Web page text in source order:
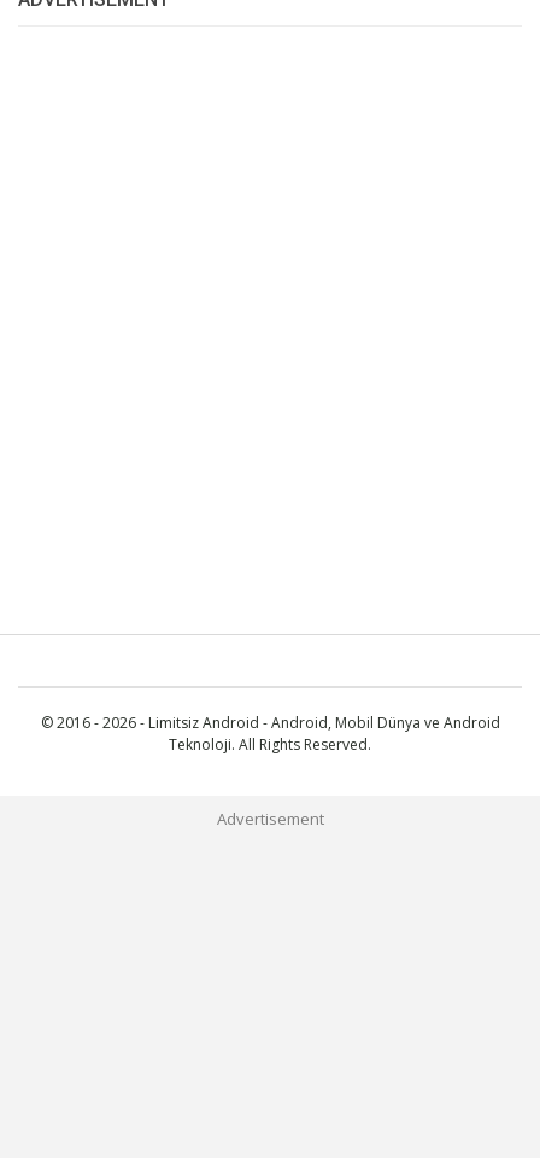
© 2016 - 2026 - Limitsiz Android - Android, Mobil Dünya ve Android
Teknoloji. All Rights Reserved.
Advertisement